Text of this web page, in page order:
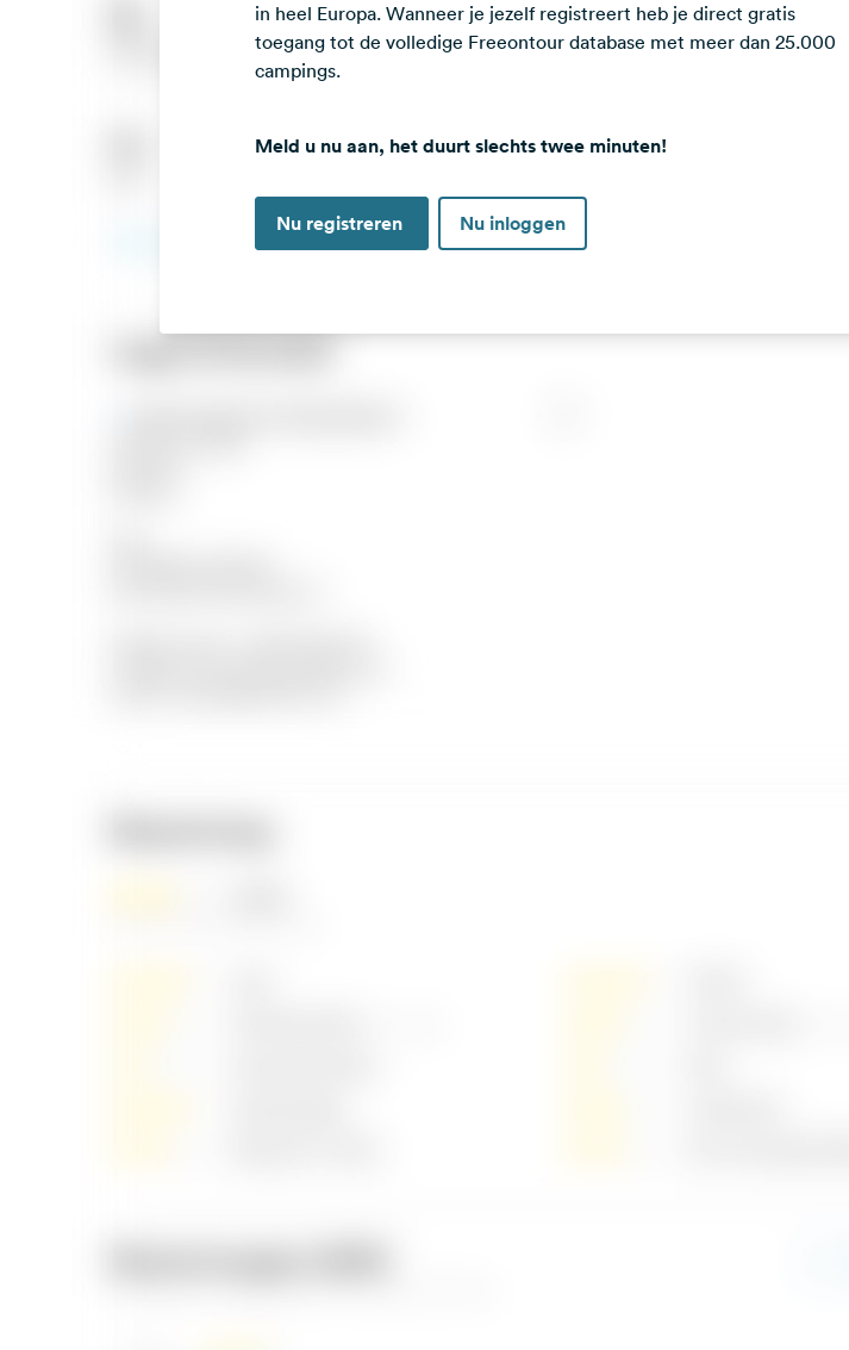
in heel Europa. Wanneer je jezelf registreert heb je direct gratis
toegang tot de volledige Freeontour database met meer dan 25.000
campings.
Meld u nu aan, het duurt slechts twee minuten!
Nu registreren Nu inloggen